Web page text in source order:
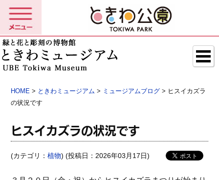
HOME > ときわミュージアム > ミュージアムブログ > ヒスイカズラ
の状況です
ヒスイカズラの状況です
(カテゴリ：植物) (投稿日：2026年03月17日)